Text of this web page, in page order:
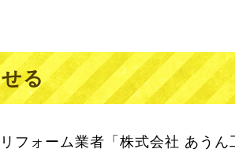
る
フォーム業者「株式会社 あうん